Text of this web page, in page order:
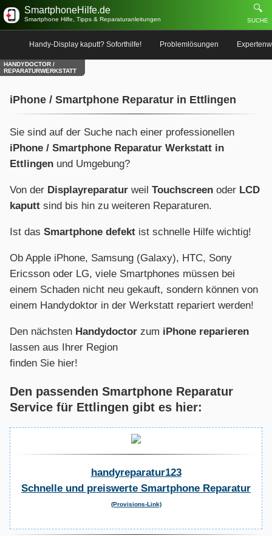
SmartphoneHilfe.de
Smartphone Hilfe, Tipps & Reparaturanleitungen
🔍
SUCHE
Handy-Display kaputt? Soforthilfe! Problemlösungen
HANDYDOCTOR /
REPARATURWERKSTATT
iPhone / Smartphone Reparatur in Ettlingen
Sie sind auf der Suche nach einer professionellen
iPhone / Smartphone Reparatur Werkstatt in
Ettlingen und Umgebung?
Von der Displayreparatur weil Touchscreen oder LCD
kaputt sind bis hin zu weiteren Reparaturen.
Ist das Smartphone defekt ist schnelle Hilfe wichtig!
Ob Apple iPhone, Samsung (Galaxy), HTC, Sony
Ericsson oder LG, viele Smartphones müssen bei
einem Schaden nicht neu gekauft, sondern können von
einem Handydoktor in der Werkstatt repariert werden!
Den nächsten Handydoctor zum iPhone reparieren
lassen aus Ihrer Region
finden Sie hier!
Den passenden Smartphone Reparatur
Service für Ettlingen gibt es hier:
handyreparatur123
Schnelle und preiswerte Smartphone Reparatur
(Provisions-Link)